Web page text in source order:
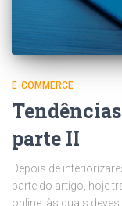
E-COMMERCE
parte II
Depois de
parte do artigo, hoje
online, às quais